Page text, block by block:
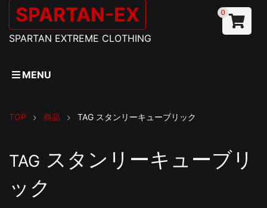
SPARTAN-EX
SPARTAN EXTREME CLOTHING
0
MENU
TOP 商品 TAG スタンリーキューブリック
TAG スタンリーキューブリ
ック